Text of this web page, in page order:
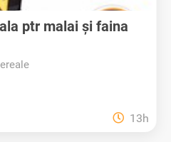
ptr malai și faina
13h